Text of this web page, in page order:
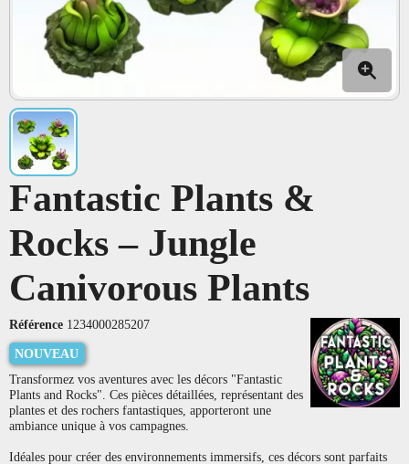
Fantastic Plants &
Rocks – Jungle
Canivorous Plants
Référence 1234000285207
NOUVEAU
Transformez vos aventures avec les décors "Fantastic
Plants and Rocks". Ces pièces détaillées, représentant des
plantes et des rochers fantastiques, apporteront une
ambiance unique à vos campagnes.
Idéales pour créer des environnements immersifs, ces décors sont parfaits